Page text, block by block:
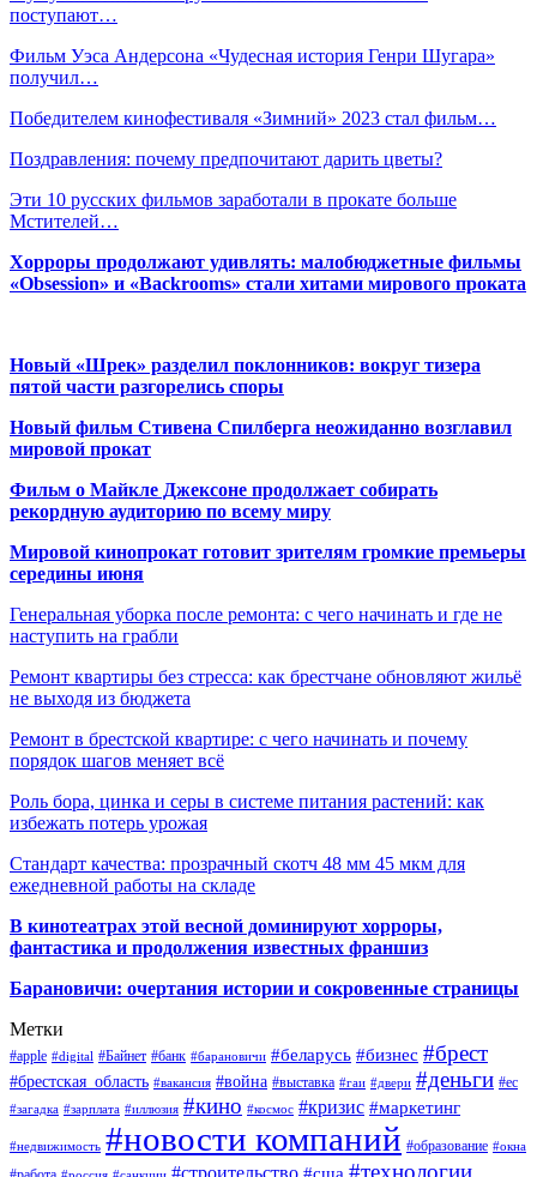
поступают…
Фильм Уэса Андерсона «Чудесная история Генри Шугара»
получил…
Победителем кинофестиваля «Зимний» 2023 стал фильм…
Поздравления: почему предпочитают дарить цветы?
Эти 10 русских фильмов заработали в прокате больше
Мстителей…
Хорроры продолжают удивлять: малобюджетные фильмы
«Obsession» и «Backrooms» стали хитами мирового проката
Новый «Шрек» разделил поклонников: вокруг тизера
пятой части разгорелись споры
Новый фильм Стивена Спилберга неожиданно возглавил
мировой прокат
Фильм о Майкле Джексоне продолжает собирать
рекордную аудиторию по всему миру
Мировой кинопрокат готовит зрителям громкие премьеры
середины июня
Генеральная уборка после ремонта: с чего начинать и где не
наступить на грабли
Ремонт квартиры без стресса: как брестчане обновляют жильё
не выходя из бюджета
Ремонт в брестской квартире: с чего начинать и почему
порядок шагов меняет всё
Роль бора, цинка и серы в системе питания растений: как
избежать потерь урожая
Стандарт качества: прозрачный скотч 48 мм 45 мкм для
ежедневной работы на складе
В кинотеатрах этой весной доминируют хорроры,
фантастика и продолжения известных франшиз
Барановичи: очертания истории и сокровенные страницы
Метки
#apple #digital #Байнет #банк #барановичи #беларусь #бизнес #брест
#брестская_область #вакансия #война #выставка #гаи #двери #деньги #ес
#загадка #зарплата #иллюзия #кино #космос #кризис #маркетинг
#недвижимость #новости компаний #образование #окна
#строительство #технологии